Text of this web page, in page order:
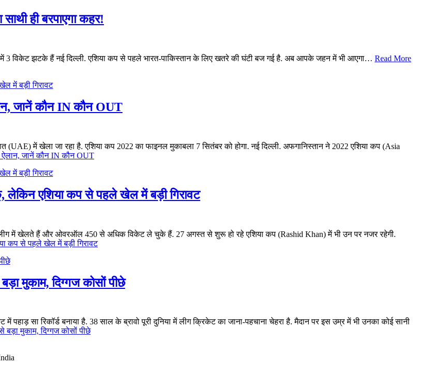
ही बरपाएगा कहर!
3 विकेट झटके हैं नई दिल्ली. एशिया कप से पहले भारत-पाकिस्तान के लिए खतरे की घंटी बज गई है. अब आपके जहन में भी आएगा… Read More
जानें कौन IN कौन OUT
में खेला जा रहा है. एशिया कप 2022 का फाइनल मुकाबला 7 सितंबर को होगा. नई दिल्ली. अफगानिस्तान ने 2022 एशिया कप (Asia
ऐलान, जानें कौन IN कौन OUT
एशिया कप से पहले खेल में बड़ी गिरावट
लीग में खेलते हैं और ओवरऑल 450 से अधिक विकेट ले चुके हैं. 27 अगस्त से शुरू हो रहे एशिया कप (Rashid Khan) में भी उन पर नजर रहेगी.
कप से पहले खेल में बड़ी गिरावट
मुकाम, दिग्गज कोसों पीछे
सा रिकॉर्ड बनाया है. 38 साल के ब्रावो पूरी दुनिया में लीग क्रिकेट का जाना-पहचाना चेहरा है. मैदान पर इस उम्र में भी उनका कोई सानी
बड़ा मुकाम, दिग्गज कोसों पीछे